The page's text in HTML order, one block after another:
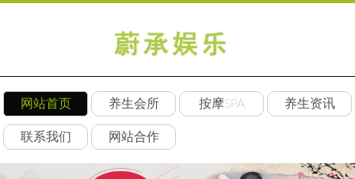
网站首页 养生会所 按摩SPA 养生资讯
联系我们 网站合作